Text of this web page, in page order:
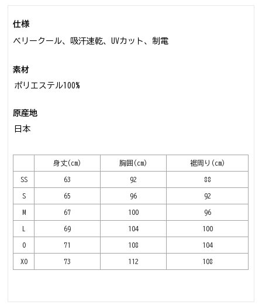
仕様
ベリークール、吸汗速乾、UVカット、制電
素材
ポリエステル100%
原産地
日本
身丈(cm) 胸囲(cm) 裾周り(cm)
SS 63 92 88
S 65 96 92
M 67 100 96
L 69 104 100
O 71 108 104
XO 73 112 108